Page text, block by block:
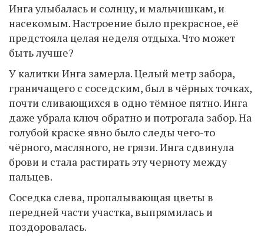
Инга улыбалась и солнцу, и мальчишкам, и
насекомым. Настроение было прекрасное, её
предстояла целая неделя отдыха. Что может
быть лучше?
У калитки Инга замерла. Целый метр забора,
граничащего с соседским, был в чёрных точках,
почти сливающихся в одно тёмное пятно. Инга
даже убрала ключ обратно и потрогала забор. На
голубой краске явно было следы чего-то
чёрного, масляного, не грязи. Инга сдвинула
брови и стала растирать эту черноту между
пальцев.
Соседка слева, пропалывающая цветы в
передней части участка, выпрямилась и
поздоровалась.